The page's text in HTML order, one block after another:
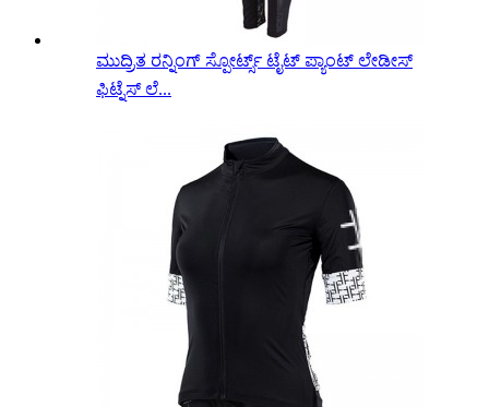
ಮುದ್ರಿತ ರನ್ನಿಂಗ್ ಸ್ಪೋರ್ಟ್ಸ್ ಟೈಟ್ ಪ್ಯಾಂಟ್ ಲೇಡೀಸ್
ಫಿಟ್ನೆಸ್ ಲೆ...